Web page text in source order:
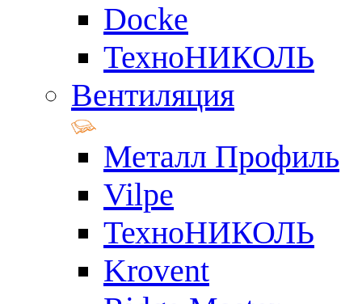
Docke
ТехноНИКОЛЬ
Вентиляция
Металл Профиль
Vilpe
ТехноНИКОЛЬ
Krovent